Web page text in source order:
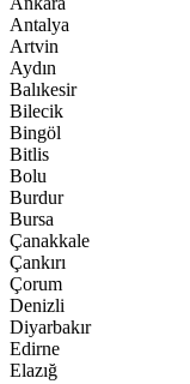
Antalya
Artvin
Aydın
Balıkesir
Bilecik
Bingöl
Bitlis
Bolu
Burdur
Bursa
Çanakkale
Çankırı
Çorum
Denizli
Diyarbakır
Edirne
Elazığ